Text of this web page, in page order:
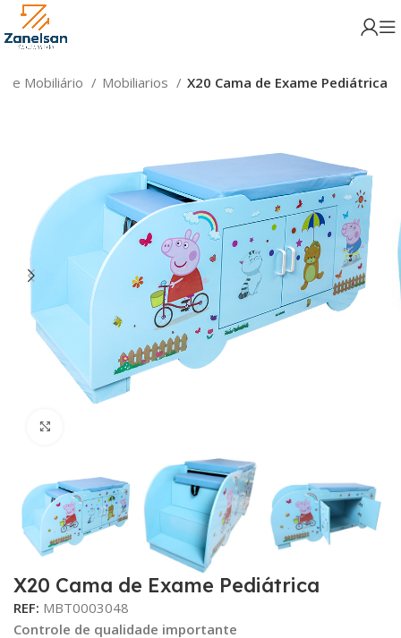
e Mobiliário Mobiliarios X20 Cama de Exame Pediátrica
X20 Cama de Exame Pediátrica
REF: MBT0003048
Controle de qualidade importante